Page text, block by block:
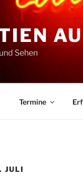
Sehen
Termine
JULI